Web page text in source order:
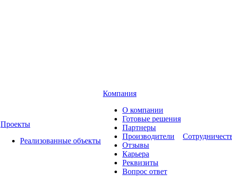
Проекты
Реализованные объекты
Компания
О компании
Готовые решения
Партнеры
Производители
Отзывы
Карьера
Реквизиты
Вопрос ответ